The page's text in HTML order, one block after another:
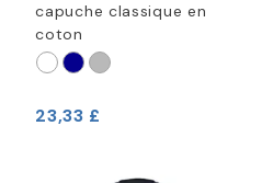
capuche classique en
coton
23,33 £